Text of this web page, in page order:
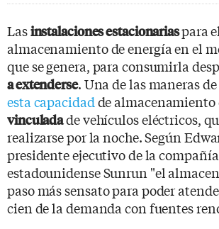
Lasinstalaciones estacionariaspara el
almacenamiento de energía en el
que se genera, para consumirla
a extenderse. Una de las maneras de
esta capacidadde almacenamiento
vinculadade vehículos eléctricos,
realizarse por la noche. Según
presidente ejecutivo de la
estadounidense Sunrun "el
paso más sensato para poder
cien de la demanda con fuentes